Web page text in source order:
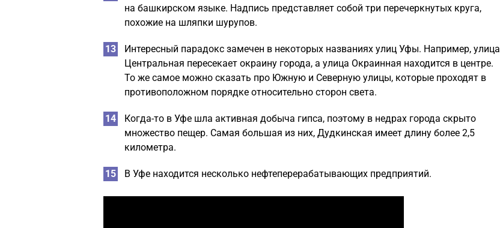
на башкирском языке. Надпись представляет собой три перечеркнутых круга,
похожие на шляпки шурупов.
Интересный парадокс замечен в некоторых названиях улиц Уфы. Например, улица
Центральная пересекает окраину города, а улица Окраинная находится в центре.
То же самое можно сказать про Южную и Северную улицы, которые проходят в
противоположном порядке относительно сторон света.
Когда-то в Уфе шла активная добыча гипса, поэтому в недрах города скрыто
множество пещер. Самая большая из них, Дудкинская имеет длину более 2,5
километра.
В Уфе находится несколько нефтеперерабатывающих предприятий.